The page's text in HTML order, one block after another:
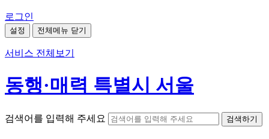
로그인
설정 전체메뉴 닫기
서비스 전체보기
동행·매력 특별시 서울
검색어를 입력해 주세요 검색하기